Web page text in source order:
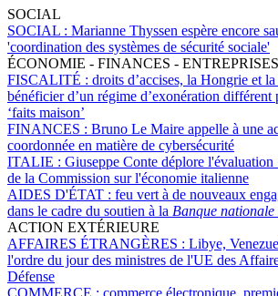
SOCIAL
SOCIAL : Marianne Thyssen espère encore
'coordination des systèmes de sécurité sociale'
ÉCONOMIE - FINANCES - ENTREPRISES
FISCALITÉ : droits d’accises, la Hongrie et
bénéficier d’un régime d’exonération différent
‘faits maison’
FINANCES : Bruno Le Maire appelle à une
coordonnée en matière de cybersécurité
ITALIE : Giuseppe Conte déplore l'évaluation
de la Commission sur l'économie italienne
AIDES D'ÉTAT : feu vert à de nouveaux
dans le cadre du soutien à la Banque nationale
ACTION EXTÉRIEURE
AFFAIRES ÉTRANGÈRES : Libye,
l'ordre du jour des ministres de l'UE des
Défense
COMMERCE : commerce électronique,